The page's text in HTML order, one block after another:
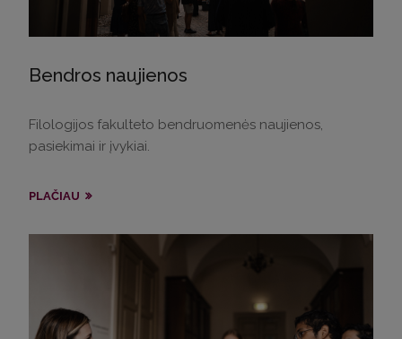
Bendros naujienos
Filologijos fakulteto bendruomenės naujienos,
pasiekimai ir įvykiai.
PLAČIAU